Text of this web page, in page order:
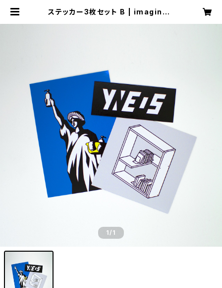
ステッカー3枚セット B | imaginati
1/1